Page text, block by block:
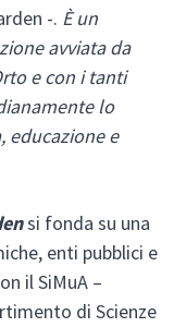
-. È un
avviata da
e con i tanti
lo
educazione e
si fonda su una
enti pubblici e
il SiMuA –
di Scienze